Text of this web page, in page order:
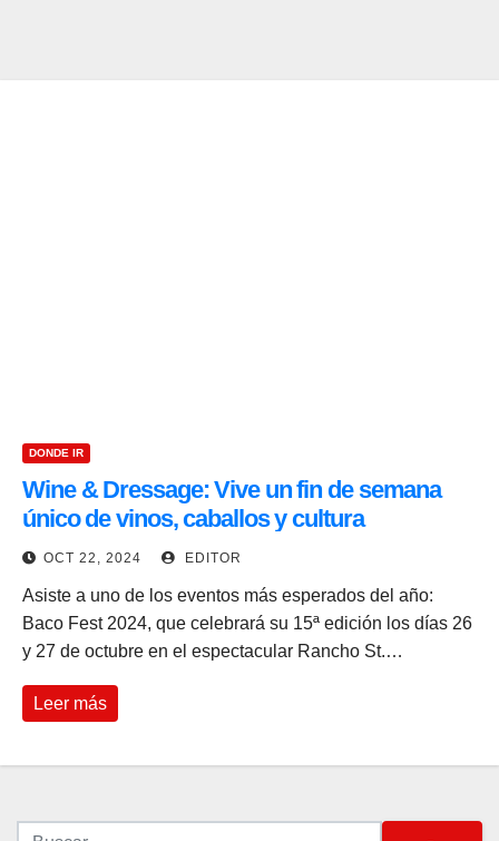
DONDE IR
Wine & Dressage: Vive un fin de semana
único de vinos, caballos y cultura
OCT 22, 2024 EDITOR
Asiste a uno de los eventos más esperados del año:
Baco Fest 2024, que celebrará su 15ª edición los días 26
y 27 de octubre en el espectacular Rancho St.…
Leer más